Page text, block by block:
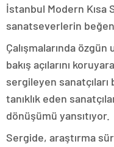
İstanbul Modern Kısa
sanatseverlerin
Çalışmalarında
bakış açılarını
sergileyen
tanıklık eden
dönüşümü yansıtıyor.
Sergide, araştırma